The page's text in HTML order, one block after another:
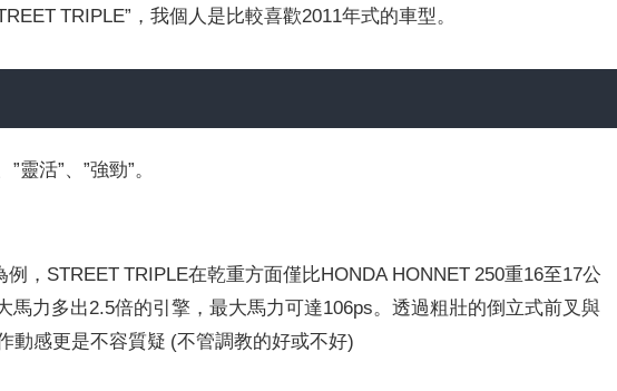
TRIPLE”，我個人是比較喜歡2011年式的車型。
靈活”、”強勁”。
例，STREET TRIPLE在乾重方面僅比HONDA HONNET 250重16至17公
馬力多出2.5倍的引擎，最大馬力可達106ps。透過粗壯的倒立式前叉與
動感更是不容質疑 (不管調教的好或不好)